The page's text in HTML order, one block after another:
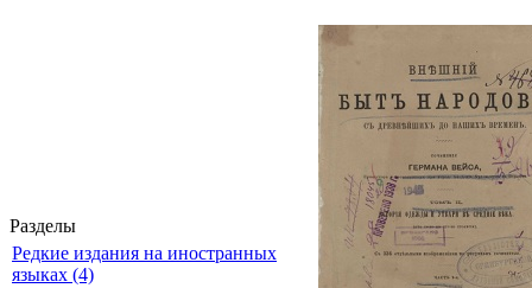
Разделы
Редкие издания на иностранных
языках (4)